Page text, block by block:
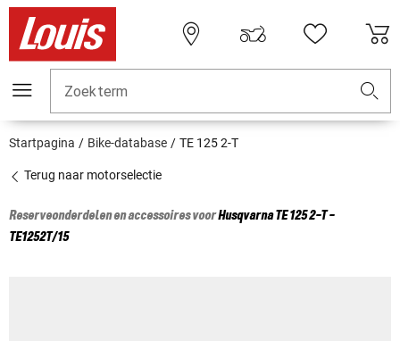
Zoekterm
Startpagina Bike-database TE 125 2-T
Terug naar motorselectie
Reserveonderdelen en accessoires voorHusqvarnaTE 125 2-T -
TE1252T/15